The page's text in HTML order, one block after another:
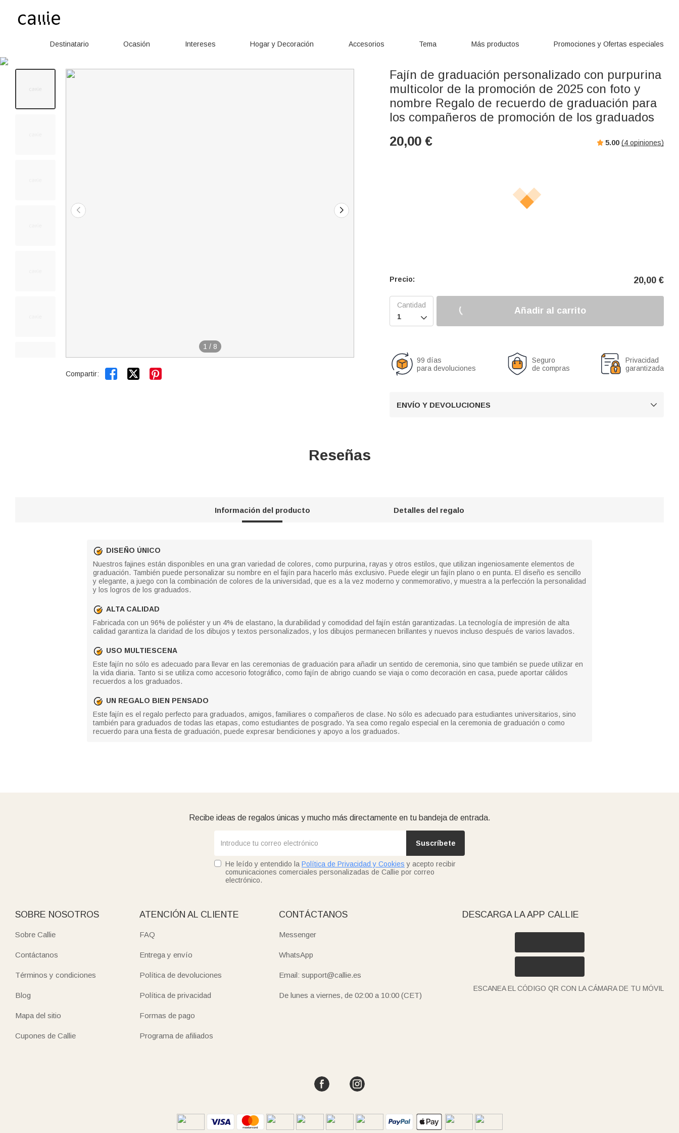
Destinatario Ocasión Intereses Hogar y Decoración Accesorios Tema Más productos Promociones y Ofertas especiales
1 / 8
Compartir:  
Fajín de graduación personalizado con purpurina
multicolor de la promoción de 2025 con foto y
nombre Regalo de recuerdo de graduación para
los compañeros de promoción de los graduados
20,00 € 5.00 (4 opiniones)
Precio: 20,00 €

Añadir al carrito
99 días
para devoluciones
Seguro
de compras
Privacidad
garantizada
ENVÍO Y DEVOLUCIONES 
Reseñas
Información del producto Detalles del regalo
DISEÑO ÚNICO
Nuestros fajines están disponibles en una gran variedad de colores, como purpurina, rayas y otros estilos, que utilizan ingeniosamente elementos de
graduación. También puede personalizar su nombre en el fajín para hacerlo más exclusivo. Puede elegir un fajín plano o en punta. El diseño es sencillo
y elegante, a juego con la combinación de colores de la universidad, que es a la vez moderno y conmemorativo, y muestra a la perfección la personalidad
y los logros de los graduados.
ALTA CALIDAD
Fabricada con un 96% de poliéster y un 4% de elastano, la durabilidad y comodidad del fajín están garantizadas. La tecnología de impresión de alta
calidad garantiza la claridad de los dibujos y textos personalizados, y los dibujos permanecen brillantes y nuevos incluso después de varios lavados.
USO MULTIESCENA
Este fajín no sólo es adecuado para llevar en las ceremonias de graduación para añadir un sentido de ceremonia, sino que también se puede utilizar en
la vida diaria. Tanto si se utiliza como accesorio fotográfico, como fajín de abrigo cuando se viaja o como decoración en casa, puede aportar cálidos
recuerdos a los graduados.
UN REGALO BIEN PENSADO
Este fajín es el regalo perfecto para graduados, amigos, familiares o compañeros de clase. No sólo es adecuado para estudiantes universitarios, sino
también para graduados de todas las etapas, como estudiantes de posgrado. Ya sea como regalo especial en la ceremonia de graduación o como
recuerdo para una fiesta de graduación, puede expresar bendiciones y apoyo a los graduados.
Recibe ideas de regalos únicas y mucho más directamente en tu bandeja de entrada.
Suscríbete
He leído y entendido la Política de Privacidad y Cookies y acepto recibir
comunicaciones comerciales personalizadas de Callie por correo
electrónico.
SOBRE NOSOTROS
Sobre Callie
Contáctanos
Términos y condiciones
Blog
Mapa del sitio
Cupones de Callie
ATENCIÓN AL CLIENTE
FAQ
Entrega y envío
Política de devoluciones
Política de privacidad
Formas de pago
Programa de afiliados
CONTÁCTANOS
Messenger
WhatsApp
Email: support@callie.es
De lunes a viernes, de 02:00 a 10:00 (CET)
DESCARGA LA APP CALLIE
ESCANEA EL CÓDIGO QR CON LA CÁMARA DE TU MÓVIL